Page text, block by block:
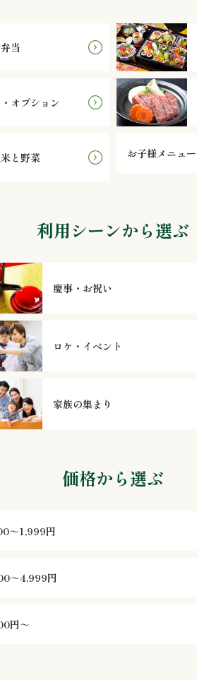
当
オプション
と野菜 お子様メニュー
利用シーンから選ぶ
慶事・お祝い
ロケ・イベント
家族の集まり
価格から選ぶ
～1,999円
～4,999円
円～